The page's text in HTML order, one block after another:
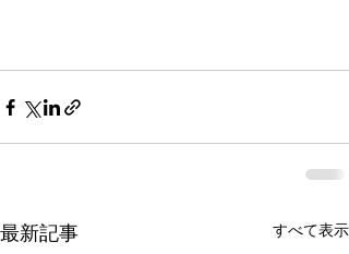
最新記事 すべて表示